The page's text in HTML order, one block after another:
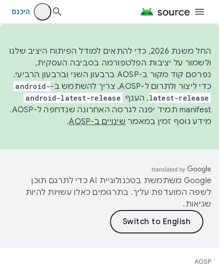
היכנס
החל משנת 2026, כדי להתאים למודל הפיתוח היציב שלנו
ולשמור על יציבות הפלטפורמה בסביבה העסקית,
נפרסם קוד מקור ב-AOSP ברבעון השני וברבעון הרביעי.
כדי ליצור ולתרום ל-AOSP, צריך להשתמש ב-
android-
latest-release. הענף android-latest-release
manifest תמיד יפנה לגרסה האחרונה שנדחפה ל-AOSP.
מידע נוסף זמין במאמר שינויים ב-AOSP .
‫Google משתמשת בטכנולוגיית AI כדי לתרגם תוכן
לשפה המועדפת עליך. בתרגומים כאלו עשויות להיות
שגיאות.
AOSP